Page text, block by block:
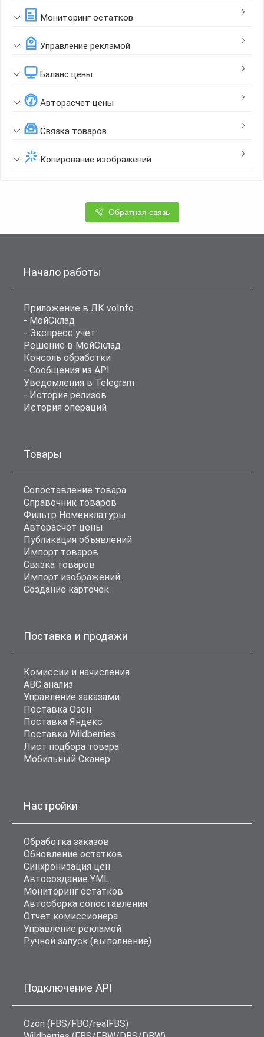
Мониторинг остатков
Управление рекламой
Баланс цены
Авторасчет цены
Связка товаров
Копирование изображений
Обратная связь
Начало работы
Приложение в ЛК voInfo
- МойСклад
- Экспресс учет
Решение в МойСклад
Консоль обработки
- Сообщения из API
Уведомления в Telegram
- История релизов
История операций
Товары
Сопоставление товара
Справочник товаров
Фильтр Номенклатуры
Авторасчет цены
Публикация объявлений
Импорт товаров
Связка товаров
Импорт изображений
Создание карточек
Поставка и продажи
Комиссии и начисления
ABC анализ
Управление заказами
Поставка Озон
Поставка Яндекс
Поставка Wildberries
Лист подбора товара
Мобильный Сканер
Настройки
Обработка заказов
Обновление остатков
Синхронизация цен
Автосоздание YML
Мониторинг остатков
Автосборка сопоставления
Отчет комиссионера
Управление рекламой
Ручной запуск (выполнение)
Подключение API
Ozon (FBS/FBO/realFBS)